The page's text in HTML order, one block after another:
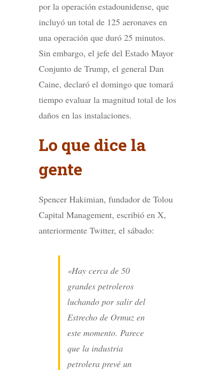
por la operación estadounidense, que
incluyó un total de 125 aeronaves en
una operación que duró 25 minutos.
Sin embargo, el jefe del Estado Mayor
Conjunto de Trump, el general Dan
Caine, declaró el domingo que tomará
tiempo evaluar la magnitud total de los
daños en las instalaciones.
Lo que dice la
gente
Spencer Hakimian, fundador de Tolou
Capital Management, escribió en X,
anteriormente Twitter, el sábado:
«Hay cerca de 50
grandes petroleros
luchando por salir del
Estrecho de Ormuz en
este momento. Parece
que la industria
petrolera prevé un